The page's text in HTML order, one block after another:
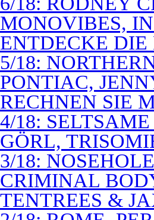
MONOVIBES,
ENTDECKE
5/18:
PONTIAC,
RECHNEN SIE
4/18:
GÖRL,
3/18:
CRIMINAL
TENTREES &